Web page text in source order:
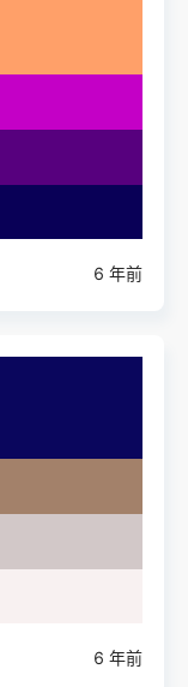
6 年前
6 年前